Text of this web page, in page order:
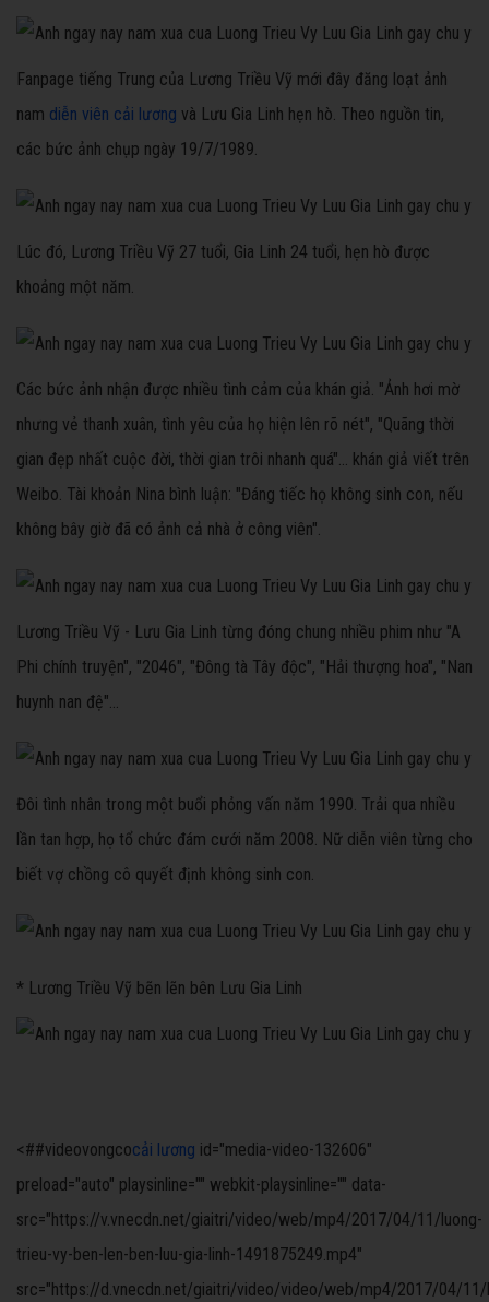
Fanpage tiếng Trung của Lương Triều Vỹ mới đây đăng loạt ảnh
nam diễn viên cải lương và Lưu Gia Linh hẹn hò. Theo nguồn tin,
các bức ảnh chụp ngày 19/7/1989.
Lúc đó, Lương Triều Vỹ 27 tuổi, Gia Linh 24 tuổi, hẹn hò được
khoảng một năm.
Các bức ảnh nhận được nhiều tình cảm của khán giả. "Ảnh hơi mờ
nhưng vẻ thanh xuân, tình yêu của họ hiện lên rõ nét", "Quãng thời
gian đẹp nhất cuộc đời, thời gian trôi nhanh quá"... khán giả viết trên
Weibo. Tài khoản Nina bình luận: "Đáng tiếc họ không sinh con, nếu
không bây giờ đã có ảnh cả nhà ở công viên".
Lương Triều Vỹ - Lưu Gia Linh từng đóng chung nhiều phim như "A
Phi chính truyện", "2046", "Đông tà Tây độc", "Hải thượng hoa", "Nan
huynh nan đệ"...
Đôi tình nhân trong một buổi phỏng vấn năm 1990. Trải qua nhiều
lần tan hợp, họ tổ chức đám cưới năm 2008. Nữ diễn viên từng cho
biết vợ chồng cô quyết định không sinh con.
* Lương Triều Vỹ bẽn lẽn bên Lưu Gia Linh
<##videovongcocải lương id="media-video-132606"
preload="auto" playsinline="" webkit-playsinline="" data-
src="https://v.vnecdn.net/giaitri/video/web/mp4/2017/04/11/luong-
trieu-vy-ben-len-ben-luu-gia-linh-1491875249.mp4"
src="https://d.vnecdn.net/giaitri/video/video/web/mp4/2017/04/11/